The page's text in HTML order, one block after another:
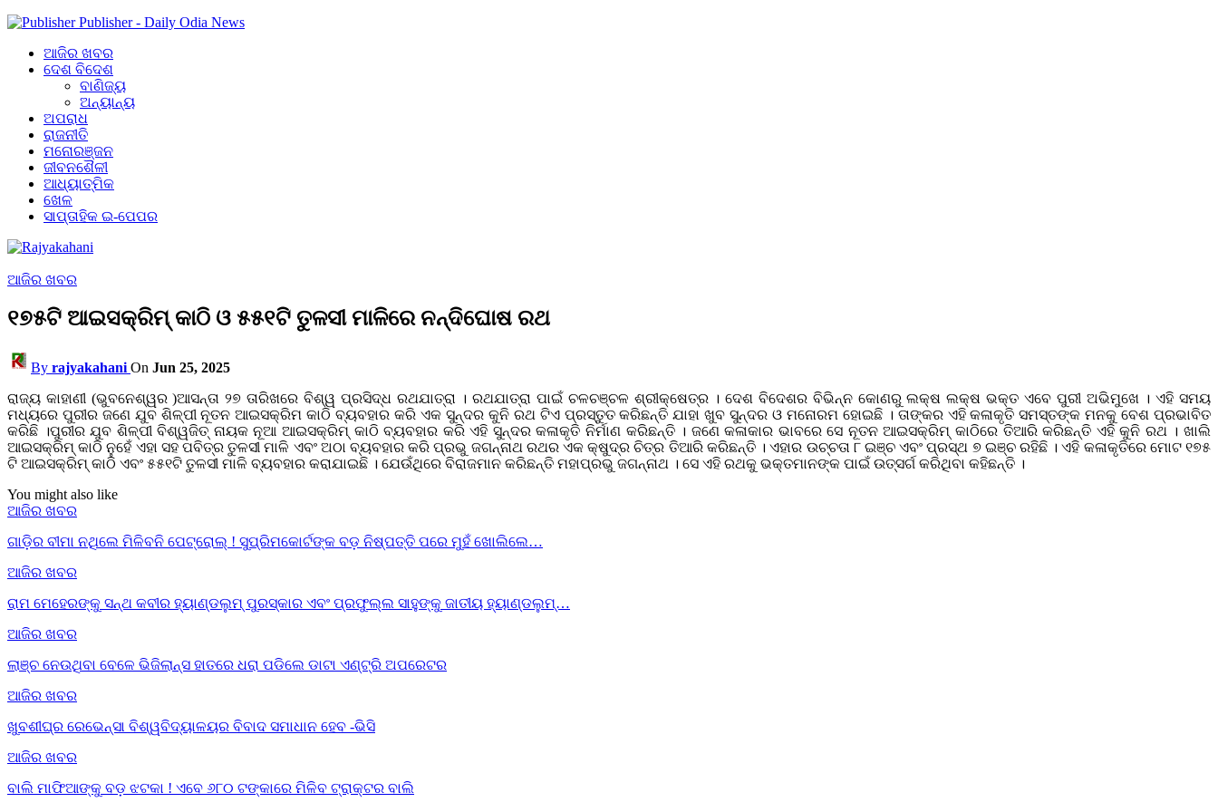
Publisher - Daily Odia News
ଆଜିର ଖବର
ଦେଶ ବିଦେଶ
ବାଣିଜ୍ୟ
ଅନ୍ୟାନ୍ୟ
ଅପରାଧ
ରାଜନୀତି
ମନୋରଞ୍ଜନ
ଜୀବନଶୈଳୀ
ଆଧ୍ୟାତ୍ମିକ
ଖେଳ
ସାପ୍ତାହିକ ଇ-ପେପର
ଆଜିର ଖବର
୧୭୫ଟି ଆଇସକ୍ରିମ୍ କାଠି ଓ ୫୫୧ଟି ତୁଳସୀ ମାଳିରେ ନନ୍ଦିଘୋଷ ରଥ
By rajyakahani On Jun 25, 2025
ରାଜ୍ୟ କାହାଣୀ (ଭୁବନେଶ୍ୱର )ଆସନ୍ତା ୨୭ ତାରିଖରେ ବିଶ୍ୱ ପ୍ରସିଦ୍ଧ ରଥଯାତ୍ରା । ରଥଯାତ୍ରା ପାଇଁ ଚଳଚଞ୍ଚଳ ଶ୍ରୀକ୍ଷେତ୍ର । ଦେଶ ବିଦେଶର ବିଭିନ୍ନ କୋଣରୁ ଲକ୍ଷ ଲକ୍ଷ ଭକ୍ତ ଏବେ ପୁରୀ ଅଭିମୁଖେ । ଏହି ସମୟ
ମଧ୍ୟରେ ପୁରୀର ଜଣେ ଯୁବ ଶିଳ୍ପୀ ନୂତନ ଆଇସକ୍ରିମ କାଠି ବ୍ୟବହାର କରି ଏକ ସୁନ୍ଦର କୁନି ରଥ ଟିଏ ପ୍ରସ୍ତୁତ କରିଛନ୍ତି ଯାହା ଖୁବ ସୁନ୍ଦର ଓ ମନୋରମ ହୋଇଛି । ତାଙ୍କର ଏହି କଳାକୃତି ସମସ୍ତଙ୍କ ମନକୁ ବେଶ ପ୍ରଭାବିତ
କରିଛି ।ପୁରୀର ଯୁବ ଶିଳ୍ପୀ ବିଶ୍ୱଜିତ୍ ନାୟକ ନୂଆ ଆଇସକ୍ରିମ୍ କାଠି ବ୍ୟବହାର କରି ଏହି ସୁନ୍ଦର କଳାକୃତି ନିର୍ମାଣ କରିଛନ୍ତି । ଜଣେ କଳାକାର ଭାବରେ ସେ ନୂତନ ଆଇସକ୍ରିମ୍ କାଠିରେ ତିଆରି କରିଛନ୍ତି ଏହି କୁନି ରଥ । ଖାଲି
ଆଇସକ୍ରିମ୍ କାଠି ନୁହେଁ ଏହା ସହ ପବିତ୍ର ତୁଳସୀ ମାଳି ଏବଂ ଅଠା ବ୍ୟବହାର କରି ପ୍ରଭୁ ଜଗନ୍ନାଥ ରଥର ଏକ କ୍ଷୁଦ୍ର ଚିତ୍ର ତିଆରି କରିଛନ୍ତି । ଏହାର ଉଚ୍ଚତା ୮ ଇଞ୍ଚ ଏବଂ ପ୍ରସ୍ଥ ୭ ଇଞ୍ଚ ରହିଛି । ଏହି କଳାକୃତିରେ ମୋଟ ୧୭୫
ଟି ଆଇସକ୍ରିମ୍ କାଠି ଏବଂ ୫୫୧ଟି ତୁଳସୀ ମାଳି ବ୍ୟବହାର କରାଯାଇଛି । ଯେଉଁଥିରେ ବିରାଜମାନ କରିଛନ୍ତି ମହାପ୍ରଭୁ ଜଗନ୍ନାଥ । ସେ ଏହି ରଥକୁ ଭକ୍ତମାନଙ୍କ ପାଇଁ ଉତ୍ସର୍ଗ କରିଥିବା କହିଛନ୍ତି ।
You might also like
ଆଜିର ଖବର
ଗାଡ଼ିର ବୀମା ନଥିଲେ ମିଳିବନି ପେଟ୍ରୋଲ୍ ! ସୁପ୍ରିମକୋର୍ଟଙ୍କ ବଡ଼ ନିଷ୍ପତ୍ତି ପରେ ମୁହଁ ଖୋଲିଲେ…
ଆଜିର ଖବର
ରାମ ମେହେରଙ୍କୁ ସନ୍ଥ କବୀର ହ୍ୟାଣ୍ଡଲୁମ୍ ପୁରସ୍କାର ଏବଂ ପ୍ରଫୁଲ୍ଲ ସାହୁଙ୍କୁ ଜାତୀୟ ହ୍ୟାଣ୍ଡଲୁମ୍…
ଆଜିର ଖବର
ଲାଞ୍ଚ ନେଉଥିବା ବେଳେ ଭିଜିଲାନ୍ସ ହାତରେ ଧରା ପଡିଲେ ଡାଟା ଏଣ୍ଟ୍ରି ଅପରେଟର
ଆଜିର ଖବର
ଖୁବଶୀଘ୍ର ରେଭେନ୍ସା ବିଶ୍ୱବିଦ୍ୟାଳୟର ବିବାଦ ସମାଧାନ ହେବ -ଭିସି
ଆଜିର ଖବର
ବାଲି ମାଫିଆଙ୍କୁ ବଡ଼ ଝଟକା ! ଏବେ ୬୮୦ ଟଙ୍କାରେ ମିଳିବ ଟ୍ରାକ୍ଟର ବାଲି